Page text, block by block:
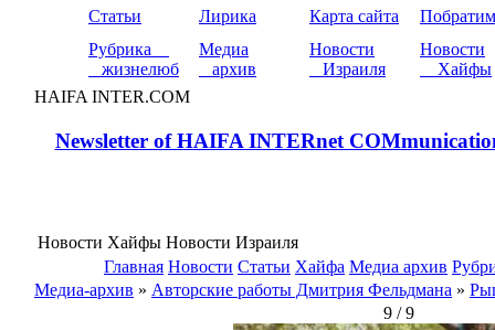
Статьи Лирика Карта сайта
Рубрика
жизнелюб
Медиа
архив
Новости
Израиля
Новости
Хайфы
HAIFA INTER.COM
Newsletter of HAIFA INTERnet
Новости Хайфы Новости Израиля
Главная Новости Статьи Хайфа Медиа архив
Медиа-архив » Авторские работы Дмитрия Фельдмана »
9 / 9